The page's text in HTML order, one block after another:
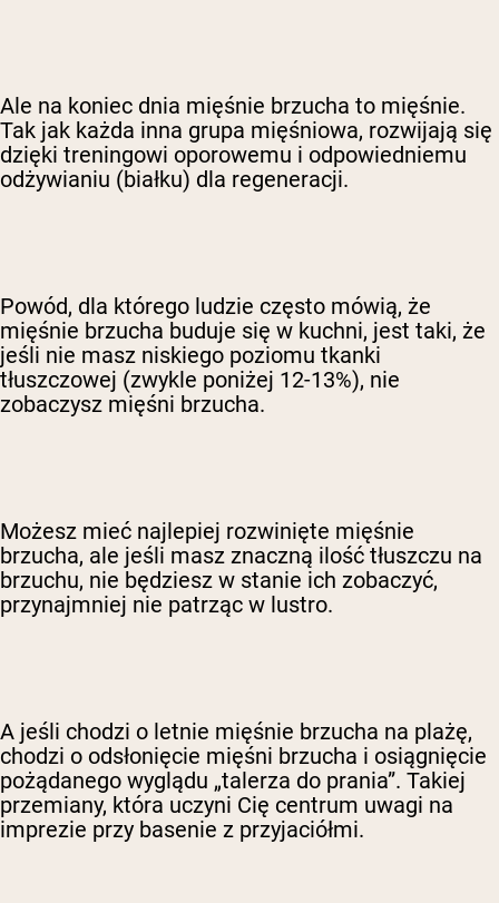
Ale na koniec dnia mięśnie brzucha to mięśnie.
Tak jak każda inna grupa mięśniowa, rozwijają się
dzięki treningowi oporowemu i odpowiedniemu
odżywianiu (białku) dla regeneracji.
Powód, dla którego ludzie często mówią, że
mięśnie brzucha buduje się w kuchni, jest taki, że
jeśli nie masz niskiego poziomu tkanki
tłuszczowej (zwykle poniżej 12-13%), nie
zobaczysz mięśni brzucha.
Możesz mieć najlepiej rozwinięte mięśnie
brzucha, ale jeśli masz znaczną ilość tłuszczu na
brzuchu, nie będziesz w stanie ich zobaczyć,
przynajmniej nie patrząc w lustro.
A jeśli chodzi o letnie mięśnie brzucha na plażę,
chodzi o odsłonięcie mięśni brzucha i osiągnięcie
pożądanego wyglądu „talerza do prania”. Takiej
przemiany, która uczyni Cię centrum uwagi na
imprezie przy basenie z przyjaciółmi.